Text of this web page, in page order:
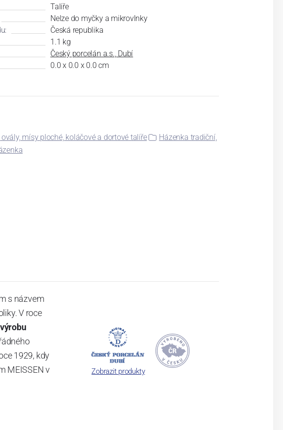
Talíře
Nelze do myčky a mikrovlnky
Česká republika
1.1 kg
Český porcelán a.s., Dubí
0.0 x 0.0 x 0.0 cm
ovály, mísy ploché, koláčové a dortové talíře
Házenka tradiční,
s názvem
V roce
1929, kdy
MEISSEN v
Zobrazit produkty